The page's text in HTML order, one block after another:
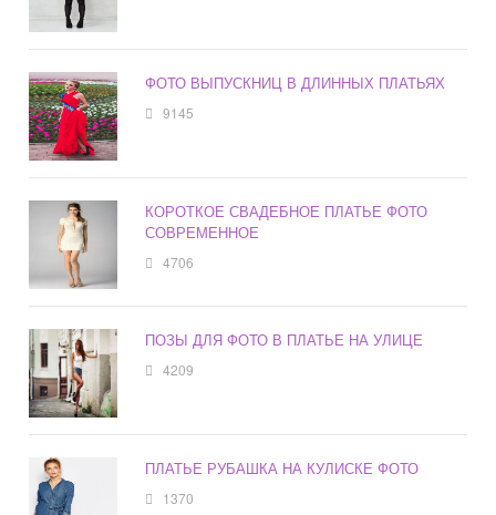
ФОТО ВЫПУСКНИЦ В ДЛИННЫХ ПЛАТЬЯХ
9145
КОРОТКОЕ СВАДЕБНОЕ ПЛАТЬЕ ФОТО
СОВРЕМЕННОЕ
4706
ПОЗЫ ДЛЯ ФОТО В ПЛАТЬЕ НА УЛИЦЕ
4209
ПЛАТЬЕ РУБАШКА НА КУЛИСКЕ ФОТО
1370